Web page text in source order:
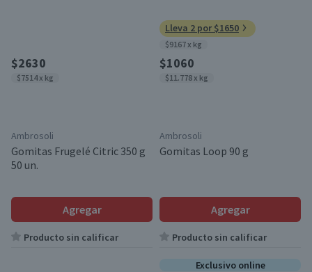
$2630
$7514 x kg
Ambrosoli
Gomitas Frugelé Citric 350 g
50 un.
Agregar
Producto sin calificar
Lleva 2 por $1650
$9167 x kg
$1060
$11.778 x kg
Ambrosoli
Gomitas Loop 90 g
Agregar
Producto sin calificar
Exclusivo online